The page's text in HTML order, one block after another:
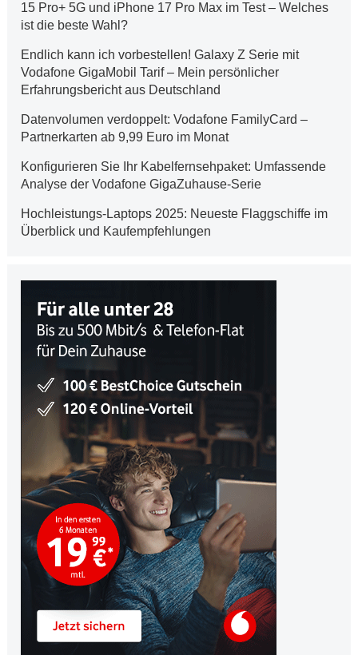
15 Pro+ 5G und iPhone 17 Pro Max im Test – Welches
ist die beste Wahl?
Endlich kann ich vorbestellen! Galaxy Z Serie mit
Vodafone GigaMobil Tarif – Mein persönlicher
Erfahrungsbericht aus Deutschland
Datenvolumen verdoppelt: Vodafone FamilyCard –
Partnerkarten ab 9,99 Euro im Monat
Konfigurieren Sie Ihr Kabelfernsehpaket: Umfassende
Analyse der Vodafone GigaZuhause-Serie
Hochleistungs-Laptops 2025: Neueste Flaggschiffe im
Überblick und Kaufempfehlungen